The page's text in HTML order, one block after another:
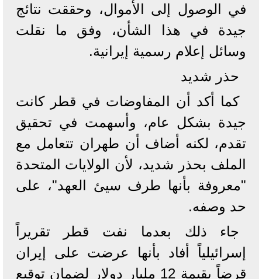
في الوصول إلى الأموال، وحققت نتائج
جيدة في هذا الشأن، وفق ما نقلت
وسائل إعلام رسمية إيرانية.
حذر شديد
كما أكد أن المفاوضات في قطر كانت
جيدة بشكل عام، وأسهمت في تحقيق
تقدم، لكنه أضاف أن طهران تتعامل مع
الملف بحذر شديد، لأن الولايات المتحدة
"معروفة بأنها طرف سيئ العهد"، على
حد وصفه.
جاء ذلك بعدما نفت قطر تقريراً
إسرائيلياً أفاد بأنها عرضت على إيران
قرضاً بقيمة 12 مليار دولار لضمان توقيع